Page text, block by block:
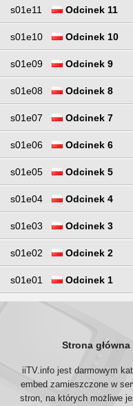
s01e11 Odcinek 11
s01e10 Odcinek 10
s01e09 Odcinek 9
s01e08 Odcinek 8
s01e07 Odcinek 7
s01e06 Odcinek 6
s01e05 Odcinek 5
s01e04 Odcinek 4
s01e03 Odcinek 3
s01e02 Odcinek 2
s01e01 Odcinek 1
Strona główna
iiTV.info jest darmowym
embed zamieszczone w
stron, na których możliwe